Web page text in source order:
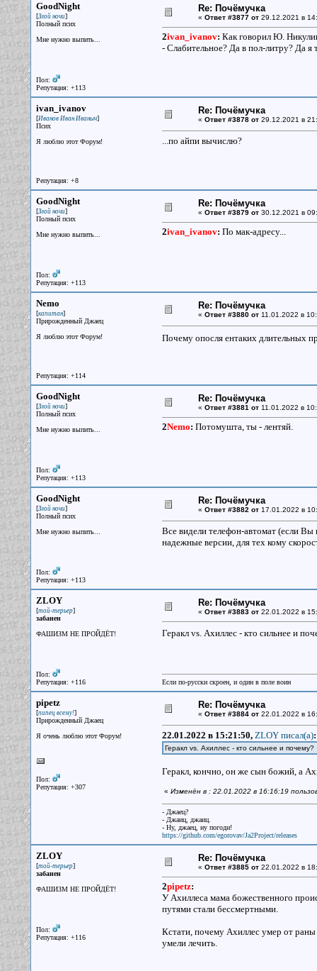
GoodNight
[Злой ночи]
Полный псих
Мне нужно выпить...
Пол:
Репутация: +113
Re: Почёмучка
« Ответ #3877 от29.12.2021 в
2ivan_ivanov: Как говорил Ю.
- Слабительное? Да в пол-литру? Да я
ivan_ivanov
[Иванов Иван Иваныч]
Псих
Я люблю этот Форум!
Репутация: +8
Re: Почёмучка
« Ответ #3878 от29.12.2021 в
...по айпи вычислю?
GoodNight
[Злой ночи]
Полный псих
Мне нужно выпить...
Пол:
Репутация: +113
Re: Почёмучка
« Ответ #3879 от30.12.2021 в
2ivan_ivanov: По мак-адресу...
Nemo
[капитан]
Прирожденный Джаец
Я люблю этот Форум!
Репутация: +114
Re: Почёмучка
« Ответ #3880 от11.01.2022 в
Почему опосля ентаких длительных
GoodNight
[Злой ночи]
Полный псих
Мне нужно выпить...
Пол:
Репутация: +113
Re: Почёмучка
« Ответ #3881 от11.01.2022 в
2Nemo: Потомушта, ты - лентяй.
GoodNight
[Злой ночи]
Полный псих
Мне нужно выпить...
Пол:
Репутация: +113
Re: Почёмучка
« Ответ #3882 от17.01.2022 в
Все видели телефон-автомат (если
надежные версии, для тех кому
ZLOY
[той-терьер]
забанен
ФАШИЗМ НЕ ПРОЙДЁТ!
Пол:
Репутация: +116
Re: Почёмучка
« Ответ #3883 от22.01.2022 в
Геракл vs. Ахиллес - кто сильнее и
Если по-русски скроен, и один в поле воин
pipetz
[пипец всему!]
Прирожденный Джаец
Я очень люблю этот Форум!
Пол:
Репутация: +307
Re: Почёмучка
« Ответ #3884 от22.01.2022 в
22.01.2022 в 15:21:50, ZLOY писал(a):
Геракл vs. Ахиллес - кто сильнее и
Геракл, кончно, он же сын божий, а
« Изменён в : 22.01.2022 в 16:16:19
- Джаец?
- Джаиц, джаиц.
- Ну, джаец, ну погоди!
https://github.com/egorovav/Ja2Project/releases
ZLOY
[той-терьер]
забанен
ФАШИЗМ НЕ ПРОЙДЁТ!
Пол:
Репутация: +116
Re: Почёмучка
« Ответ #3885 от22.01.2022 в
2pipetz:
У Ахиллеса мама божественного
путями стали бессмертными.
Кстати, почему Ахиллес умер от раны
умели лечить.